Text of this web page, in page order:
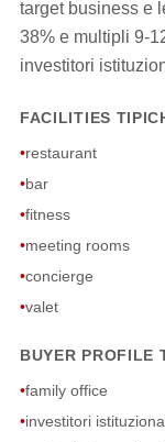
target business e
38% e multipli 9-
investitori
FACILITIES
•restaurant
•bar
•fitness
•meeting rooms
•concierge
•valet
BUYER PROFILE
•family office
•investitori